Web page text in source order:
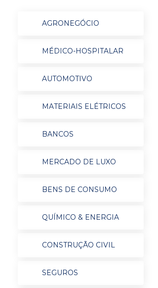
AGRONEGÓCIO
MÉDICO-HOSPITALAR
AUTOMOTIVO
MATERIAIS ELÉTRICOS
BANCOS
MERCADO DE LUXO
BENS DE CONSUMO
QUÍMICO & ENERGIA
CONSTRUÇÃO CIVIL
SEGUROS